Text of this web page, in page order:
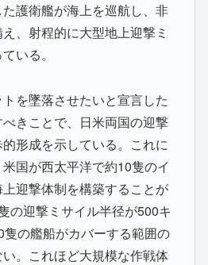
護衛艦が海上を巡航し、非
、射程的に大型地上迎撃ミ
いる。
を墜落させたいと宣言した
きことで、日米両国の迎撃
形成を示している。これに
国が西太平洋で約10隻のイ
迎撃体制を構築することが
の迎撃ミサイル半径が500キ
隻の艦船がカバーする範囲の
。これほど大規模な作戦体